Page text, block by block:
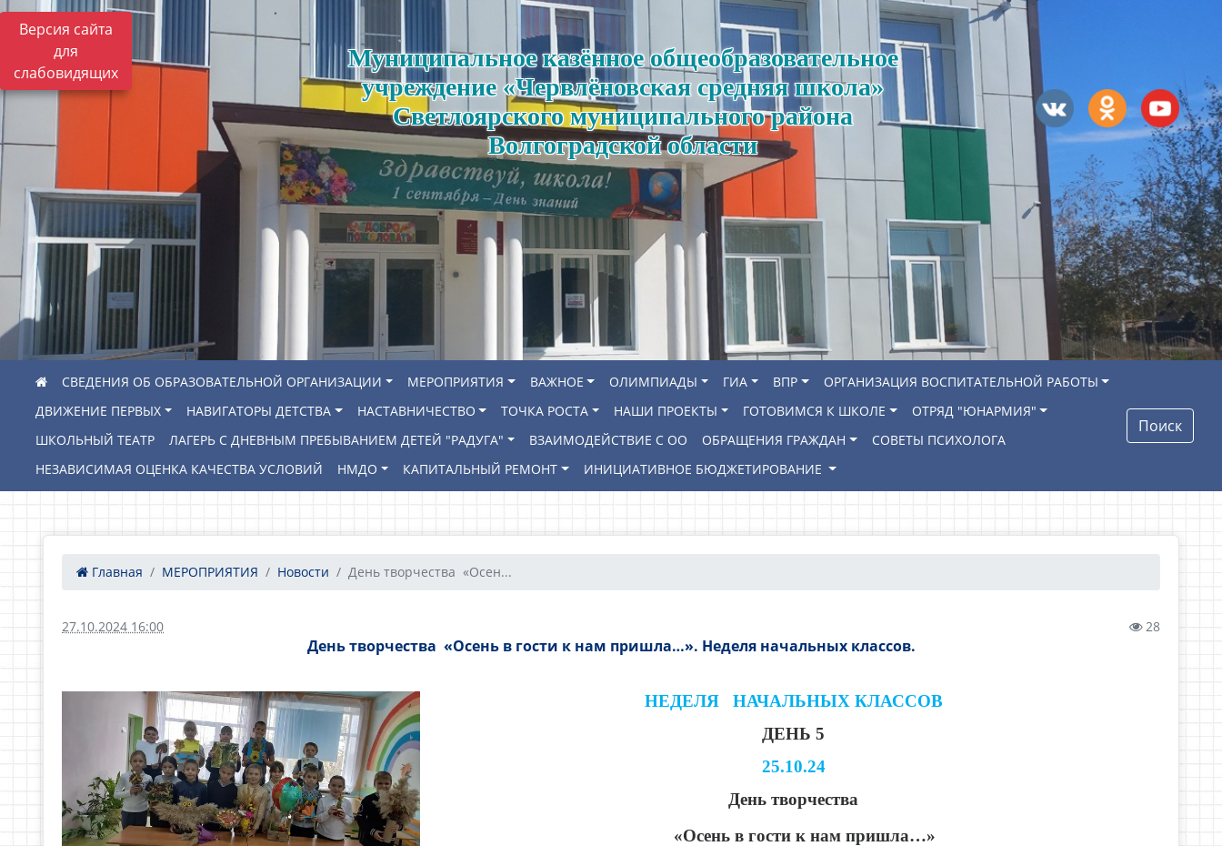
Версия сайта
для
слабовидящих
Муниципальное казённое общеобразовательное
учреждение «Червлёновская средняя школа»
Светлоярского муниципального района
Волгоградской области
СВЕДЕНИЯ ОБ ОБРАЗОВАТЕЛЬНОЙ ОРГАНИЗАЦИИ МЕРОПРИЯТИЯ ВАЖНОЕ ОЛИМПИАДЫ ГИА ВПР
ОРГАНИЗАЦИЯ ВОСПИТАТЕЛЬНОЙ РАБОТЫ
ДВИЖЕНИЕ ПЕРВЫХ
НАВИГАТОРЫ ДЕТСТВА НАСТАВНИЧЕСТВО ТОЧКА РОСТА НАШИ ПРОЕКТЫ ГОТОВИМСЯ К ШКОЛЕ
ОТРЯД "ЮНАРМИЯ"
ШКОЛЬНЫЙ ТЕАТР
ЛАГЕРЬ С ДНЕВНЫМ ПРЕБЫВАНИЕМ ДЕТЕЙ "РАДУГА" ВЗАИМОДЕЙСТВИЕ С ОО ОБРАЩЕНИЯ ГРАЖДАН
СОВЕТЫ ПСИХОЛОГА
НЕЗАВИСИМАЯ ОЦЕНКА КАЧЕСТВА УСЛОВИЙ
НМДО КАПИТАЛЬНЫЙ РЕМОНТ ИНИЦИАТИВНОЕ БЮДЖЕТИРОВАНИЕ
Поиск
Главная МЕРОПРИЯТИЯ Новости День творчества «Осен...
27.10.2024 16:00 28
День творчества «Осень в гости к нам пришла…». Неделя начальных классов.
НЕДЕЛЯ НАЧАЛЬНЫХ КЛАССОВ
ДЕНЬ 5
25.10.24
День творчества
«Осень в гости к нам пришла…»